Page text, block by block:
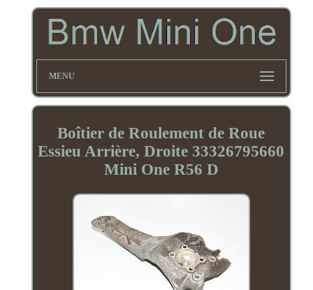
MENU
Boîtier de Roulement de Roue
Essieu Arrière, Droite 33326795660
Mini One R56 D